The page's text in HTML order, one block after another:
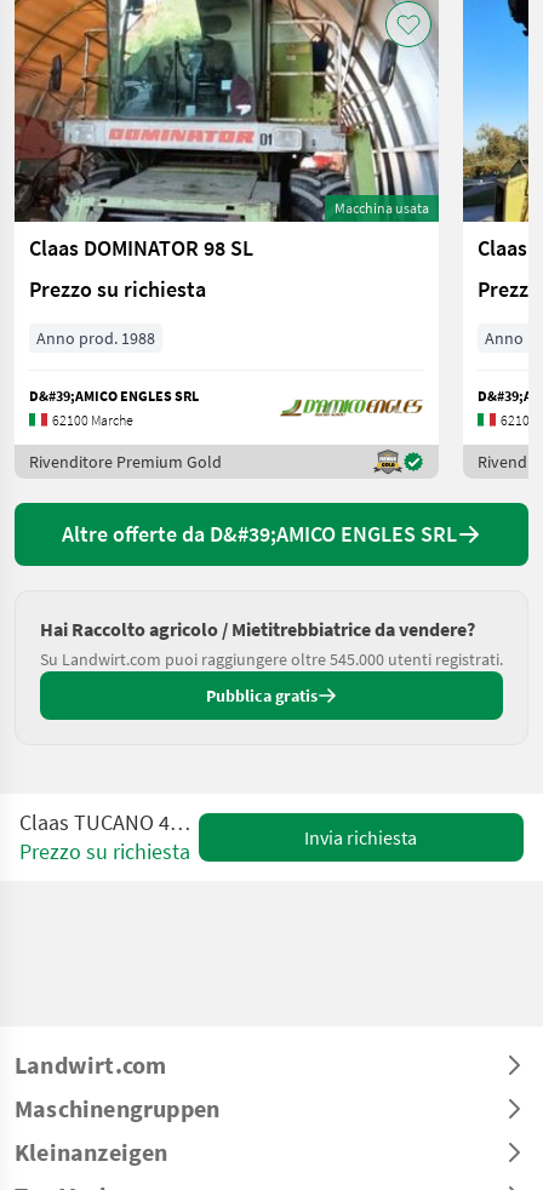
Macchina usata
Claas DOMINATOR 98 SL
Prezzo su richiesta
Anno prod. 1988
D&#39;AMICO ENGLES SRL
62100 Marche
Rivenditore Premium Gold
Claas
Anno
62100
Altre offerte da D&#39;AMICO ENGLES SRL
Hai Raccolto agricolo / Mietitrebbiatrice da vendere?
Su Landwirt.com puoi raggiungere oltre 545.000 utenti registrati.
Pubblica gratis
Claas TUCANO 430 MONTANA 4
Prezzo su richiesta
Invia richiesta
Landwirt.com
Maschinengruppen
Kleinanzeigen